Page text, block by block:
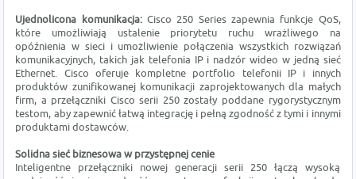
Ujednolicona komunikacja:Cisco 250 Series zapewnia funkcje QoS,
które umożliwiają ustalenie priorytetu ruchu wrażliwego na
opóźnienia w sieci i umożliwienie połączenia wszystkich rozwiązań
komunikacyjnych, takich jak telefonia IP i nadzór wideo w jedną sieć
Ethernet. Cisco oferuje kompletne portfolio telefonii IP i innych
produktów zunifikowanej komunikacji zaprojektowanych dla małych
firm, a przełączniki Cisco serii 250 zostały poddane rygorystycznym
testom, aby zapewnić łatwą integrację i pełną zgodność z tymi i innymi
produktami dostawców.
Solidna sieć biznesowa w przystępnej cenie
Inteligentne przełączniki nowej generacji serii 250 łączą wysoką